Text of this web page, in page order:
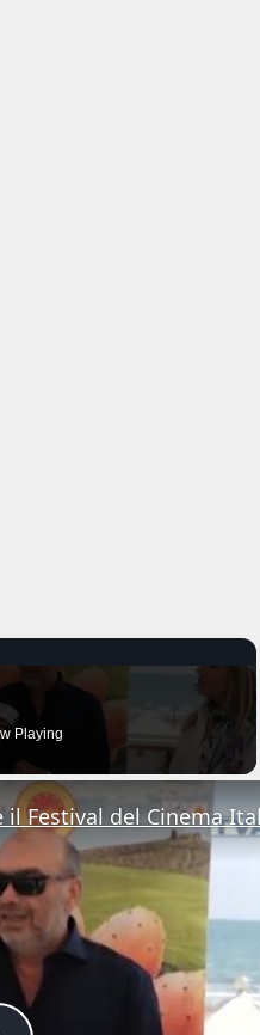
Playing
Festival del Cinema